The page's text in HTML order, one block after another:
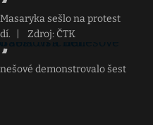
sešlo na protest
Zdroj: ČTK
demonstrovalo šest